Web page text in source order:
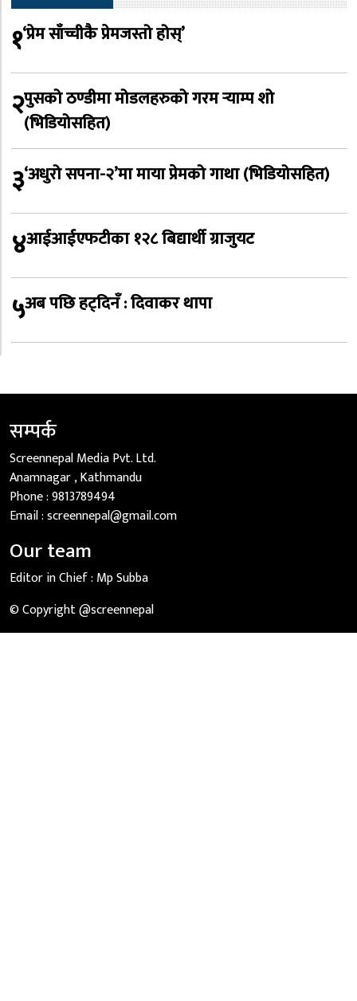
१‘प्रेम साँच्चीकै प्रेमजस्तो होस्’
२पुसको ठण्डीमा मोडलहरुको गरम र्‍याम्प शो
(भिडियोसहित)
३‘अधुरो सपना-२’मा माया प्रेमको गाथा (भिडियोसहित)
४आईआईएफटीका १२८ बिद्यार्थी ग्राजुयट
५अब पछि हट्दिनँ : दिवाकर थापा
सम्पर्क
Screennepal Media Pvt. Ltd.
Anamnagar , Kathmandu
Phone :9813789494
Email :screennepal@gmail.com
Our team
Editor in Chief : Mp Subba
© Copyright @screennepal